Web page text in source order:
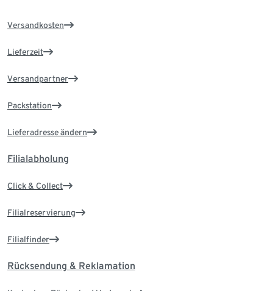
Versandkosten
Lieferzeit
Versandpartner
Packstation
Lieferadresse ändern
Filialabholung
Click & Collect
Filialreservierung
Filialfinder
Rücksendung & Reklamation